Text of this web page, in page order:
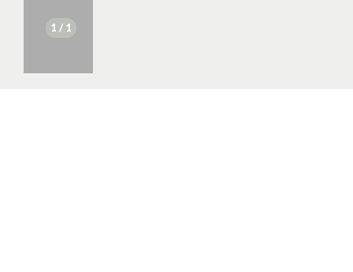
1 / 1